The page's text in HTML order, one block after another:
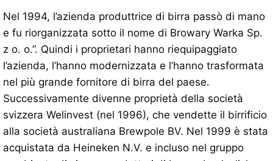
Nel 1994, l’azienda produttrice di birra passò di mano
e fu riorganizzata sotto il nome di Browary Warka Sp.
z o. o.”. Quindi i proprietari hanno riequipaggiato
l’azienda, l’hanno modernizzata e l’hanno trasformata
nel più grande fornitore di birra del paese.
Successivamente divenne proprietà della società
svizzera Welinvest (nel 1996), che vendette il birrificio
alla società australiana Brewpole BV. Nel 1999 è stata
acquistata da Heineken N.V. e incluso nel gruppo